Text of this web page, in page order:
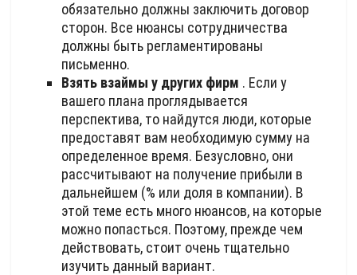
обязательно должны заключить договор
сторон. Все нюансы сотрудничества
должны быть регламентированы
письменно.
Взять взаймы у других фирм . Если у
вашего плана проглядывается
перспектива, то найдутся люди, которые
предоставят вам необходимую сумму на
определенное время. Безусловно, они
рассчитывают на получение прибыли в
дальнейшем (% или доля в компании). В
этой теме есть много нюансов, на которые
можно попасться. Поэтому, прежде чем
действовать, стоит очень тщательно
изучить данный вариант.